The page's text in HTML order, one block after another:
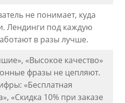
не понимает, куда
Лендинги под каждую
в разы лучше.
«Высокое качество»
фразы не цепляют.
«Бесплатная
«Скидка 10% при заказе